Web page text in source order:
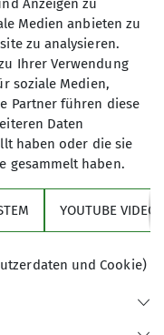
72352775
Anzeigen zu
Medien anbieten zu
zu analysieren.
Ihrer Verwendung
soziale Medien,
Partner führen diese
Daten
haben oder die sie
gesammelt haben.
YOUTUBE VIDEOS
und Cookie)